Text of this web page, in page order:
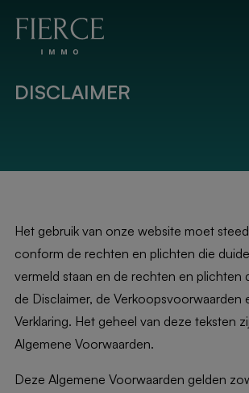
DISCLAIMER
Het gebruik van onze website moet
conform de rechten en plichten die
vermeld staan en de rechten en plichten
de Disclaimer, de Verkoopsvoorwaarden
Verklaring. Het geheel van deze teksten
Algemene Voorwaarden.
Deze Algemene Voorwaarden gelden